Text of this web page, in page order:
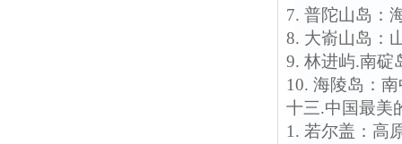
7. 普陀山岛：
8. 大嵛山岛：
9. 林进屿.南碇
10. 海陵岛：
十三.中国最美
1. 若尔盖：高